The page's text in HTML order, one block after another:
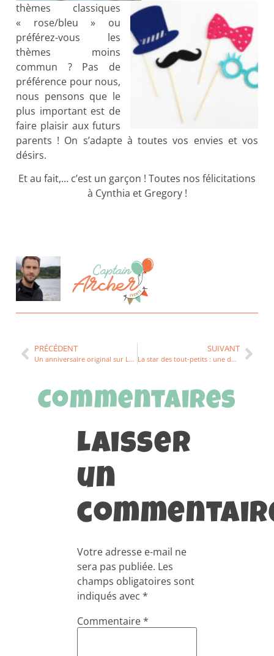
thèmes classiques
« rose/bleu » ou
préférez-vous les
thèmes moins
commun ? Pas de
préférence pour nous,
nous pensons que le
plus important est de
faire plaisir aux futurs
parents ! On s’adapte à toutes vos envies et vos
désirs.
Et au fait,… c’est un garçon ! Toutes nos félicitations
à Cynthia et Gregory !
PRÉCÉDENT
Un anniversaire original sur Lyon : une pyjama party magique !
SUIVANT
La star des tout-petits : une décoration d’anniversaire Tchoupi
Commentaires
Laisser
un
Votre adresse e-mail ne
sera pas publiée. Les
champs obligatoires sont
indiqués avec *
Commentaire*